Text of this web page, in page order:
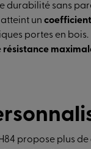
durabilité sans
atteint uncoefficient
portes en bois.
résistance
propose plus de